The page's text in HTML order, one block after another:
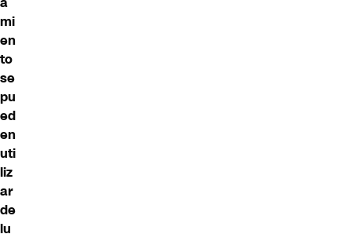
mi
en
to
se
pu
ed
en
uti
liz
ar
de
lu